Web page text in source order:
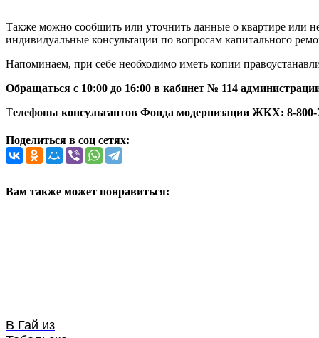
Также можно сообщить или уточнить данные о квартире или
индивидуальные консультации по вопросам капитального
Напоминаем, при себе необходимо иметь копии
Обращаться с 10:00 до 16:00 в кабинет № 114
Телефоны консультантов Фонда модернизации ЖКХ: 8-800-
Поделиться в соц сетях:
Вам также может понравиться:
В Гай из